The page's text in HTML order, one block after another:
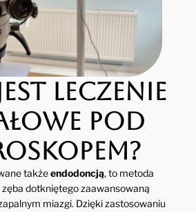
leczenie
pod
takżeendodoncją, to metoda
dotkniętego zaawansowaną
miazgi. Dzięki zastosowaniu